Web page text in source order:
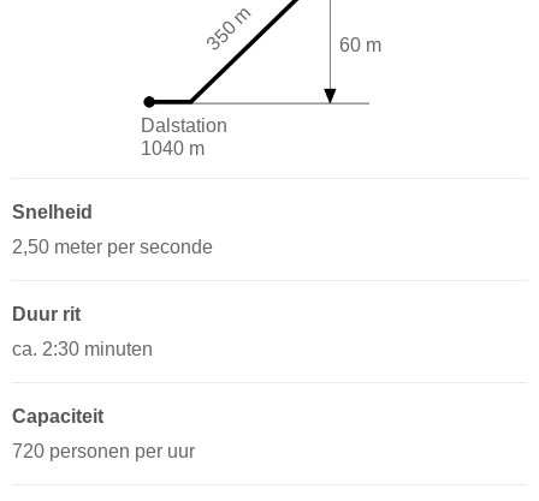
Dalstation
1040 m
60 m
350 m
Snelheid
2,50 meter per seconde
Duur rit
ca. 2:30 minuten
Capaciteit
720 personen per uur